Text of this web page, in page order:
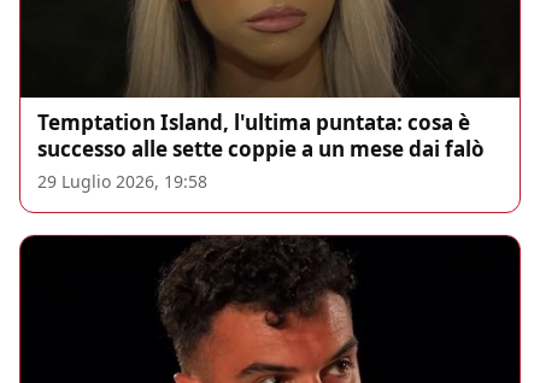
Temptation Island, l'ultima puntata: cosa è
successo alle sette coppie a un mese dai falò
29 Luglio 2026, 19:58